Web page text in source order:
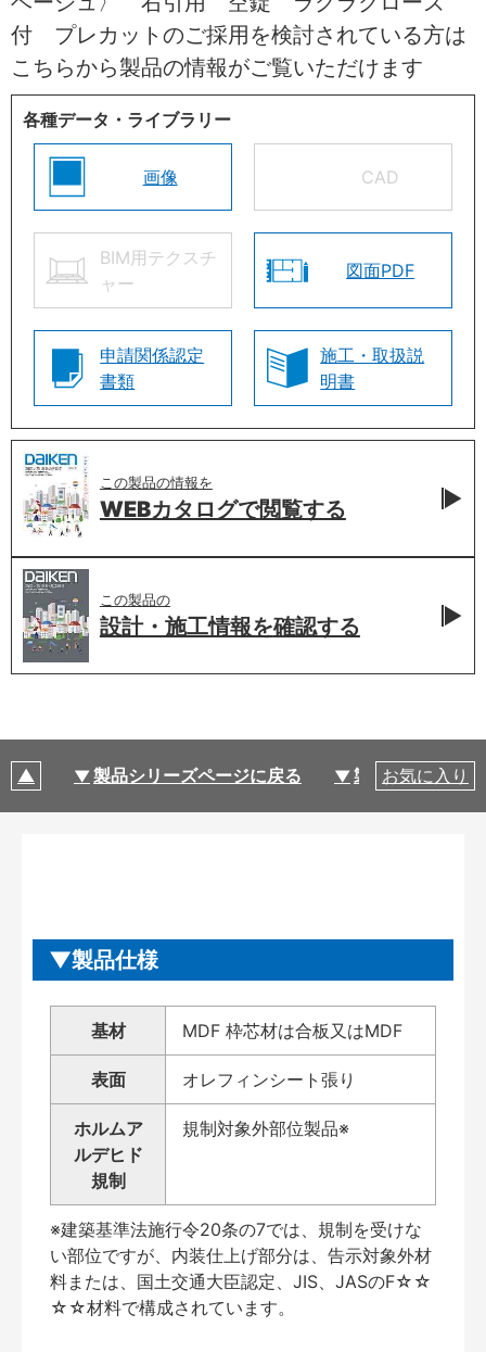
付 プレカットのご採用を検討されている方は
こちらから製品の情報がご覧いただけます
各種データ・ライブラリー
画像 CAD
BIM用テクスチ
ャー
図面PDF
申請関係認定
書類
施工・取扱説
明書
この製品の情報を
WEBカタログで閲覧する
この製品の
設計・施工情報を確認する
製品シリーズページに戻る 製品仕様
お気に入り
製品仕様
基材 MDF 枠芯材は合板又はMDF
表面 オレフィンシート張り
ホルムア
ルデヒド
規制
規制対象外部位製品※
※建築基準法施行令20条の7では、規制を受けな
い部位ですが、内装仕上げ部分は、告示対象外材
料または、国土交通大臣認定、JIS、JASのF☆☆
☆☆材料で構成されています。